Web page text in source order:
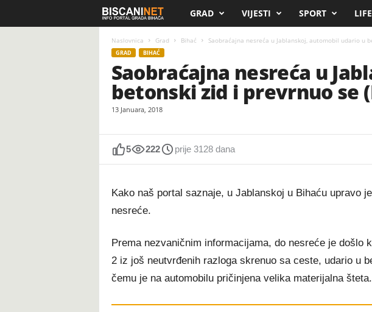
i
s
c
n
t
GRAD VIJESTI SPORT
Naslovnica Grad Bihać Saobraćajna nesreća u Jablanskoj, automobil udario u
GRAD BIHAĆ
Saobraćajna nesreća u
betonski zid i prevrnuo se
13 Januara, 2018
5 222 prije 3128 dana
Kako naš portal saznaje, u Jablanskoj u Bihaću upravo
nesreće.
Prema nezvaničnim informacijama, do nesreće je došlo
2 iz još neutvrđenih razloga skrenuo sa ceste, udario u
čemu je na automobilu pričinjena velika materijalna šteta.